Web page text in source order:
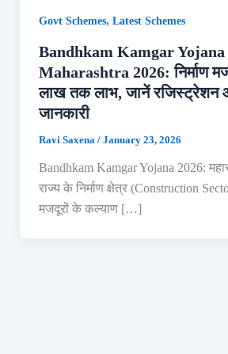
Govt Schemes, Latest Schemes
Bandhkam Kamgar Yojana
Maharashtra 2026: निर्माण
लाख तक लाभ, जानें रजिस्ट्रेशन
जानकारी
Ravi Saxena / January 23, 2026
Bandhkam Kamgar Yojana 2026:
राज्य के निर्माण क्षेत्र (Construction
मजदूरों के कल्याण […]